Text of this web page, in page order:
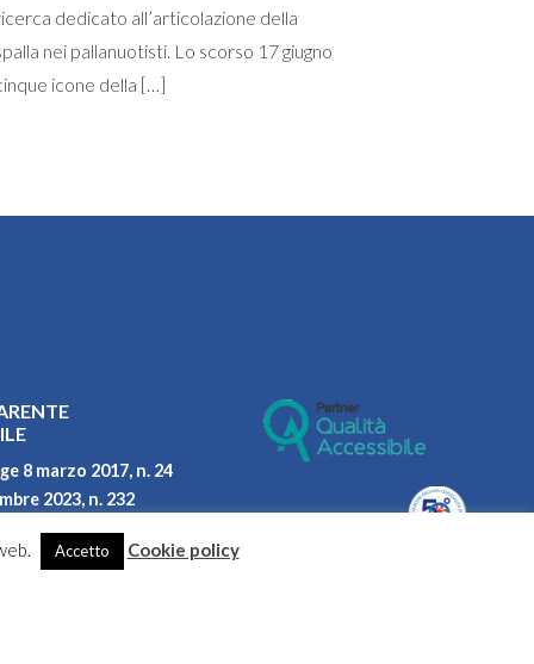
dedicato all’articolazione della
nei pallanuotisti. Lo scorso 17 giugno
icone della […]
8 marzo 2017, n. 24
2023, n. 232
di genere
Accetto Cookie policy